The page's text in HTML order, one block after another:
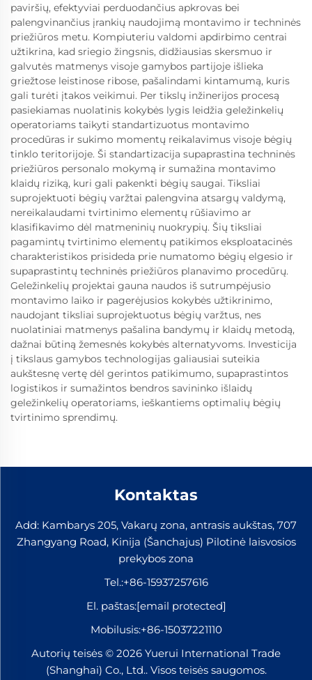
paviršių, efektyviai perduodančius apkrovas bei
palengvinančius įrankių naudojimą montavimo ir techninės
priežiūros metu. Kompiuteriu valdomi apdirbimo centrai
užtikrina, kad sriegio žingsnis, didžiausias skersmuo ir
galvutės matmenys visoje gamybos partijoje išlieka
griežtose leistinose ribose, pašalindami kintamumą, kuris
gali turėti įtakos veikimui. Per tikslų inžinerijos procesą
pasiekiamas nuolatinis kokybės lygis leidžia geležinkelių
operatoriams taikyti standartizuotus montavimo
procedūras ir sukimo momentų reikalavimus visoje bėgių
tinklo teritorijoje. Ši standartizacija supaprastina techninės
priežiūros personalo mokymą ir sumažina montavimo
klaidų riziką, kuri gali pakenkti bėgių saugai. Tiksliai
suprojektuoti bėgių varžtai palengvina atsargų valdymą,
nereikalaudami tvirtinimo elementų rūšiavimo ar
klasifikavimo dėl matmeninių nuokrypių. Šių tiksliai
pagamintų tvirtinimo elementų patikimos eksploatacinės
charakteristikos prisideda prie numatomo bėgių elgesio ir
supaprastintų techninės priežiūros planavimo procedūrų.
Geležinkelių projektai gauna naudos iš sutrumpėjusio
montavimo laiko ir pagerėjusios kokybės užtikrinimo,
naudojant tiksliai suprojektuotus bėgių varžtus, nes
nuolatiniai matmenys pašalina bandymų ir klaidų metodą,
dažnai būtiną žemesnės kokybės alternatyvoms. Investicija
į tikslaus gamybos technologijas galiausiai suteikia
aukštesnę vertę dėl gerintos patikimumo, supaprastintos
logistikos ir sumažintos bendros savininko išlaidų
geležinkelių operatoriams, ieškantiems optimalių bėgių
tvirtinimo sprendimų.
Kontaktas
Add: Kambarys 205, Vakarų zona, antrasis aukštas, 707
Zhangyang Road, Kinija (Šanchajus) Pilotinė laisvosios
prekybos zona
Tel.:+86-15937257616
El. paštas:[email protected]
Mobilusis:+86-15037221110
Autorių teisės © 2026 Yuerui International Trade
(Shanghai) Co., Ltd.. Visos teisės saugomos.